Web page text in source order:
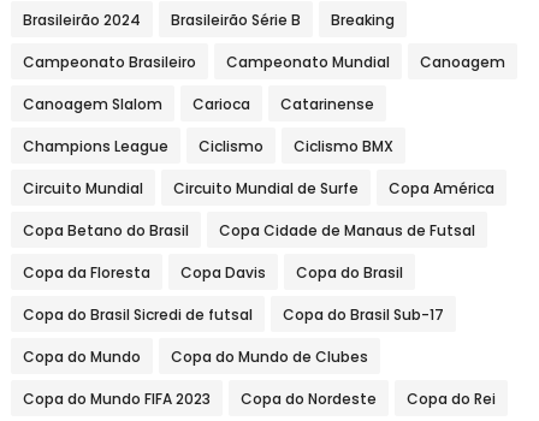
Brasileirão 2024 Brasileirão Série B Breaking
Campeonato Brasileiro Campeonato Mundial Canoagem
Canoagem Slalom Carioca Catarinense
Champions League Ciclismo Ciclismo BMX
Circuito Mundial Circuito Mundial de Surfe Copa América
Copa Betano do Brasil Copa Cidade de Manaus de Futsal
Copa da Floresta Copa Davis Copa do Brasil
Copa do Brasil Sicredi de futsal Copa do Brasil Sub-17
Copa do Mundo Copa do Mundo de Clubes
Copa do Mundo FIFA 2023 Copa do Nordeste Copa do Rei